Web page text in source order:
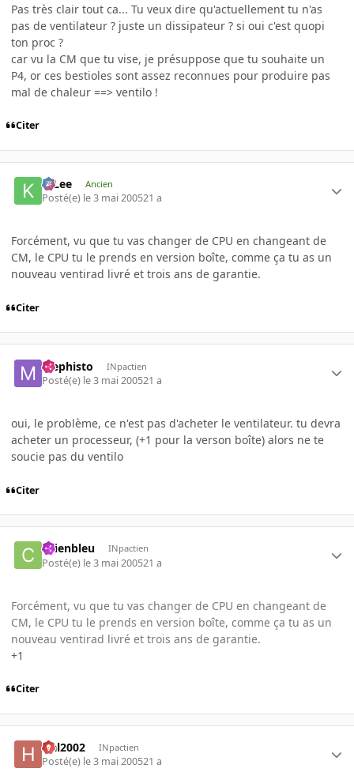
Pas très clair tout ca... Tu veux dire qu'actuellement tu n'as
pas de ventilateur ? juste un dissipateur ? si oui c'est quopi
ton proc ?
car vu la CM que tu vise, je présuppose que tu souhaite un
P4, or ces bestioles sont assez reconnues pour produire pas
mal de chaleur ==> ventilo !
Citer
K-Lee Ancien
Posté(e) le 3 mai 200521 a
Forcément, vu que tu vas changer de CPU en changeant de
CM, le CPU tu le prends en version boîte, comme ça tu as un
nouveau ventirad livré et trois ans de garantie.
Citer
Mephisto INpactien
Posté(e) le 3 mai 200521 a
oui, le problème, ce n'est pas d'acheter le ventilateur. tu devra
acheter un processeur, (+1 pour la verson boîte) alors ne te
soucie pas du ventilo
Citer
chienbleu INpactien
Posté(e) le 3 mai 200521 a
Forcément, vu que tu vas changer de CPU en changeant de
CM, le CPU tu le prends en version boîte, comme ça tu as un
nouveau ventirad livré et trois ans de garantie.
+1
Citer
Hal2002 INpactien
Posté(e) le 3 mai 200521 a